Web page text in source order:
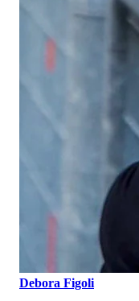
Debora Figoli